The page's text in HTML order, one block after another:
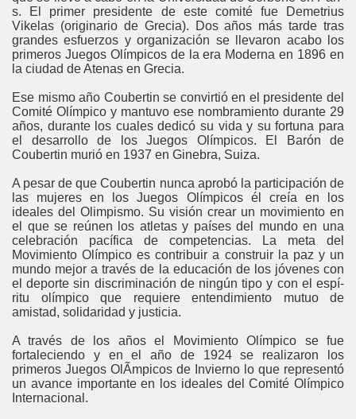
s. El primer presidente de este comité fue Demetrius
Vikelas (originario de Grecia). Dos años más tarde tras
grandes esfuerzos y organización se llevaron acabo los
primeros Juegos Olímpicos de la era Moderna en 1896 en
la ciudad de Atenas en Grecia.
Ese mismo año Coubertin se convirtió en el presidente del
Comité Olí­mpico y mantuvo ese nombramiento durante 29
años, durante los cuales dedicó su vida y su fortuna para
el desarrollo de los Juegos Olímpicos. El Barón de
Coubertin murió en 1937 en Ginebra, Suiza.
A pesar de que Coubertin nunca aprobó la participación de
las mujeres en los Juegos Olímpicos él creía en los
ideales del Olimpismo. Su visión crear un movimiento en
el que se reúnen los atletas y países del mundo en una
celebración pací­fica de competencias. La meta del
Movimiento Olí­mpico es contribuir a construir la paz y un
mundo mejor a través de la educación de los jóvenes con
el deporte sin discriminación de ningún tipo y con el espí­
ritu olí­mpico que requiere entendimiento mutuo de
amistad, solidaridad y justicia.
A través de los años el Movimiento Olímpico se fue
fortaleciendo y en el año de 1924 se realizaron los
primeros Juegos OlÃ­mpicos de Invierno lo que representó
un avance importante en los ideales del Comité Olí­mpico
Internacional.